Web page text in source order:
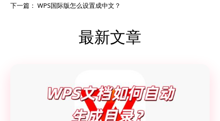
下一篇： WPS国际版怎么设置成中文？
最新文章